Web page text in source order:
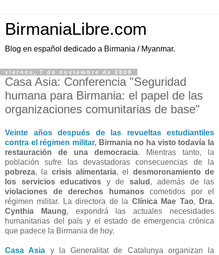
BirmaniaLibre.com
Blog en español dedicado a Birmania / Myanmar.
viernes, 7 de noviembre de 2008
Casa Asia: Conferencia "Seguridad
humana para Birmania: el papel de las
organizaciones comunitarias de base"
Veinte años después de las revueltas estudiantiles
contra el régimen militar, Birmania no ha visto todavía la
restauración de una democracia. Mientras tanto, la
población sufre las devastadoras consecuencias de la
pobreza, la crisis alimentaria, el desmoronamiento de
los servicios educativos y de salud , además de las
violaciones de derechos humanos cometidos por el
régimen militar. La directora de la Clínica Mae Tao,
Dra.
Cynthia Maung, expondrá las actuales necesidades
humanitarias del país y el estado de emergencia crónica
que padece la Birmania de hoy.
Casa Asia y la Generalitat de Catalunya organizan la